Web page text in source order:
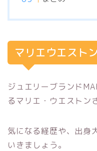
マリエウエスト
ジュエリーブランド
るマリエ・ウエストン
気になる経歴や、出身
いきましょう。